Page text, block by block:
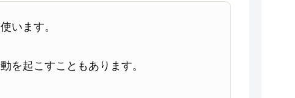
います。
を起こすこともあります。